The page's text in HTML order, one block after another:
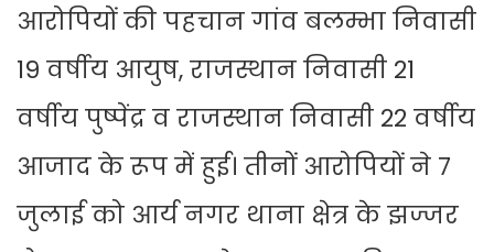
आरोपियों की पहचान गांव बलम्भा निवासी
19 वर्षीय आयुष, राजस्थान निवासी 21
वर्षीय पुष्पेंद्र व राजस्थान निवासी 22 वर्षीय
आजाद के रूप में हुई। तीनों आरोपियों ने 7
जुलाई को आर्य नगर थाना क्षेत्र के झज्जर